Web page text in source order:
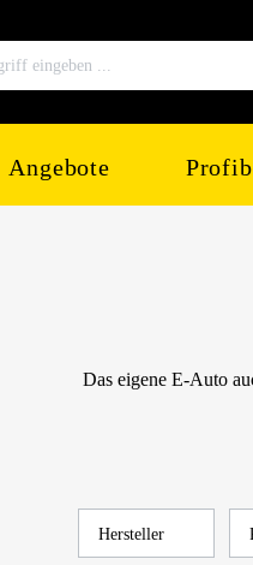
Angebote
Das eigene E-Auto
Hersteller